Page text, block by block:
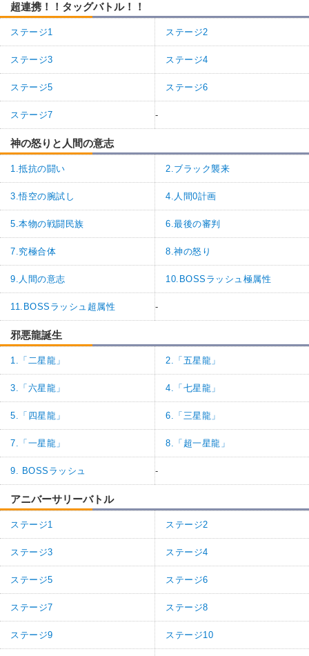
超連携！！タッグバトル！！
ステージ1 ステージ2
ステージ3 ステージ4
ステージ5 ステージ6
ステージ7 -
神の怒りと人間の意志
1.抵抗の闘い 2.ブラック襲来
3.悟空の腕試し 4.人間0計画
5.本物の戦闘民族 6.最後の審判
7.究極合体 8.神の怒り
9.人間の意志 10.BOSSラッシュ極属性
11.BOSSラッシュ超属性 -
邪悪龍誕生
1.「二星龍」 2.「五星龍」
3.「六星龍」 4.「七星龍」
5.「四星龍」 6.「三星龍」
7.「一星龍」 8.「超一星龍」
9. BOSSラッシュ -
アニバーサリーバトル
ステージ1 ステージ2
ステージ3 ステージ4
ステージ5 ステージ6
ステージ7 ステージ8
ステージ9 ステージ10